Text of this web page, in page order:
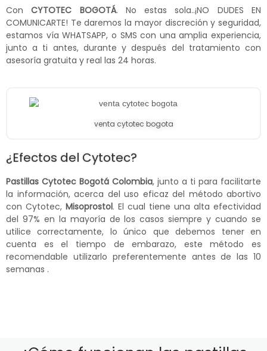
ConCYTOTEC BOGOTÁ. No estas sola..¡NO DUDES EN
COMUNICARTE! Te daremos la mayor discreción y seguridad,
estamos vía WHATSAPP, o SMS con una amplia experiencia,
junto a ti antes, durante y después del tratamiento con
asesoría gratuita y real las 24 horas.
venta cytotec bogota
¿Efectos del Cytotec?
Pastillas Cytotec Bogotá Colombia, junto a ti para facilitarte
la información, acerca del uso eficaz del método abortivo
con Cytotec, Misoprostol. El cual tiene una alta efectividad
del 97% en la mayoría de los casos siempre y cuando se
utilice correctamente, lo único que debemos tener en
cuenta es el tiempo de embarazo, este método es
recomendable utilizarlo preferentemente antes de las 10
semanas .